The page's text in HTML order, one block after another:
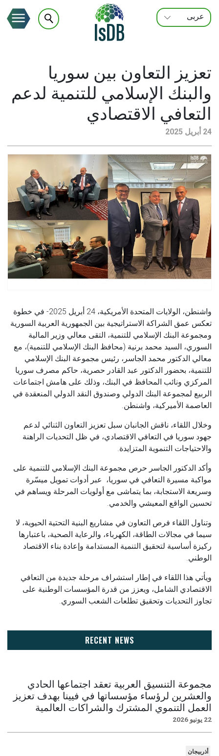
عربى
ENGLISH
FRANÇAIS
تعزيز التعاون بين سوريا
والبنك الإسلامي للتنمية لدعم
التعافي الاقتصادي
24 أبريل 2025
واشنطن، الولايات المتحدة الأمريكية، 24 أبريل 2025- في خطوة
تعكس عمق الشراكة الاستراتيجية بين الجمهورية العربية السورية
ومجموعة البنك الإسلامي للتنمية، التقى معالي وزير المالية
السوري، السيد محمد برنية (محافظ البنك الإسلامي للتنمية)، مع
معالي الدكتور محمد الجاسر، رئيس مجموعة البنك الإسلامي
للتنمية، بحضور الدكتور عبد القادر حصرية، حاكم مصرف سوريا
المركزي ونائب المحافظ في البنك، وذلك على هامش اجتماعات
الربيع لمجموعة البنك الدولي وصندوق النقد الدولي المنعقدة في
العاصمة الأميركية، واشنطن.
وخلال اللقاء، ناقش الجانبان سبل تعزيز التعاون الثنائي لدعم
جهود سوريا في التعافي الاقتصادي، في ظل التحديات الراهنة
والاحتياجات التنموية المتزايدة.
وأكد الدكتور الجاسر حرص مجموعة البنك الإسلامي للتنمية على
مواكبة مسيرة التعافي في سوريا، عبر أدوات تمويل ميسّرة
وسريعة الاستجابة، بما يتماشى مع أولويات المرحلة ويساهم في
تحسين الواقع المعيشي والخدمي.
وتناول اللقاء فرص التعاون في مشاريع البنية التحتية الحيوية، لا
سيما في مجالات الطاقة، الكهرباء، والرعاية الصحية، باعتبارها
ركيزة أساسية لتحقيق التنمية المستدامة وإعادة بناء الاقتصاد
الوطني.
ويأتي هذا اللقاء في إطار استشراف مرحلة جديدة من التعافي
الاقتصادي الشامل، ويعزز من قدرة المؤسسات الوطنية على
تجاوز التحديات وتحقيق تطلعات الشعب السوري.
RECENT NEWS
مجموعة التنسيق العربية تعقد اجتماعها الحادي
والعشرين لرؤساء مؤسساتها في فيينا بهدف تعزيز
العمل التنموي المشترك والشراكات العالمية
22 يونيو 2026
أذربيجان